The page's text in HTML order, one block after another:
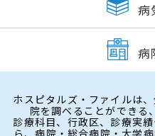
病
病
ホスピタルズ・ファイルは
院を調べることができる
診療科目、行政区、診療実